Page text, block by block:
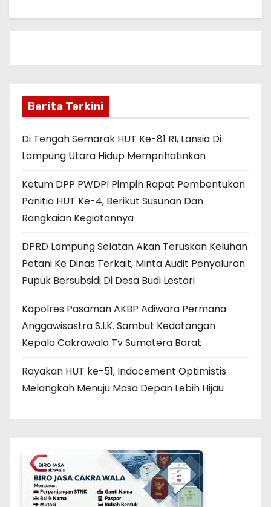
Berita Terkini
Di Tengah Semarak HUT Ke-81 RI, Lansia Di
Lampung Utara Hidup Memprihatinkan
Ketum DPP PWDPI Pimpin Rapat Pembentukan
Panitia HUT Ke-4, Berikut Susunan Dan
Rangkaian Kegiatannya
DPRD Lampung Selatan Akan Teruskan Keluhan
Petani Ke Dinas Terkait, Minta Audit Penyaluran
Pupuk Bersubsidi Di Desa Budi Lestari
Kapolres Pasaman AKBP Adiwara Permana
Anggawisastra S.I.K. Sambut Kedatangan
Kepala Cakrawala Tv Sumatera Barat
Rayakan HUT ke-51, Indocement Optimistis
Melangkah Menuju Masa Depan Lebih Hijau